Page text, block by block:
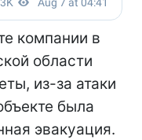
компании в
области
из-за атаки
была
эвакуация.